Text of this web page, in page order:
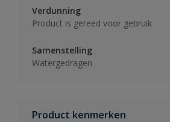
Verdunning
Product is gereed voor gebruik
Samenstelling
Watergedragen
Product kenmerken